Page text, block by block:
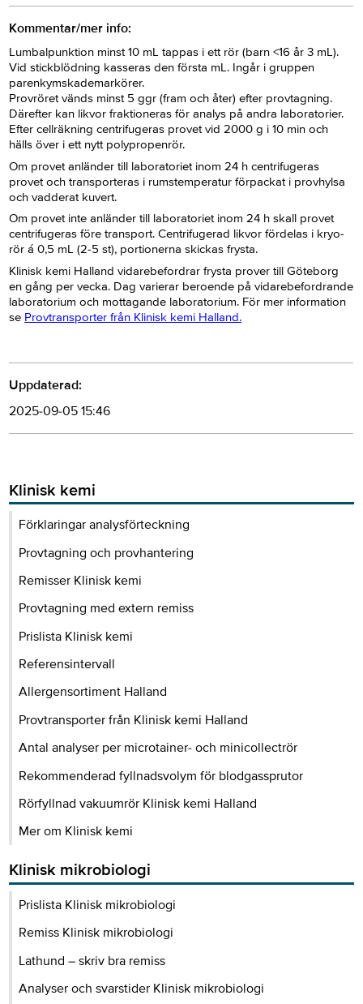
Kommentar/mer info:
Lumbalpunktion minst 10 mL tappas i ett rör (barn <16 år 3 mL).
Vid stickblödning kasseras den första mL. Ingår i gruppen
parenkymskademarkörer.
Provröret vänds minst 5 ggr (fram och åter) efter provtagning.
Därefter kan likvor fraktioneras för analys på andra laboratorier.
Efter cellräkning centrifugeras provet vid 2000 g i 10 min och
hälls över i ett nytt polypropenrör.
Om provet anländer till laboratoriet inom 24 h centrifugeras
provet och transporteras i rumstemperatur förpackat i provhylsa
och vadderat kuvert.
Om provet inte anländer till laboratoriet inom 24 h skall provet
centrifugeras före transport. Centrifugerad likvor fördelas i kryo-
rör á 0,5 mL (2-5 st), portionerna skickas frysta.
Klinisk kemi Halland vidarebefordrar frysta prover till Göteborg
en gång per vecka. Dag varierar beroende på vidarebefordrande
laboratorium och mottagande laboratorium. För mer information
se Provtransporter från Klinisk kemi Halland.
Uppdaterad:
2025-09-05 15:46
Klinisk kemi
Förklaringar analysförteckning
Provtagning och provhantering
Remisser Klinisk kemi
Provtagning med extern remiss
Prislista Klinisk kemi
Referensintervall
Allergensortiment Halland
Provtransporter från Klinisk kemi Halland
Antal analyser per microtainer- och minicollectrör
Rekommenderad fyllnadsvolym för blodgassprutor
Rörfyllnad vakuumrör Klinisk kemi Halland
Mer om Klinisk kemi
Klinisk mikrobiologi
Prislista Klinisk mikrobiologi
Remiss Klinisk mikrobiologi
Lathund – skriv bra remiss
Analyser och svarstider Klinisk mikrobiologi